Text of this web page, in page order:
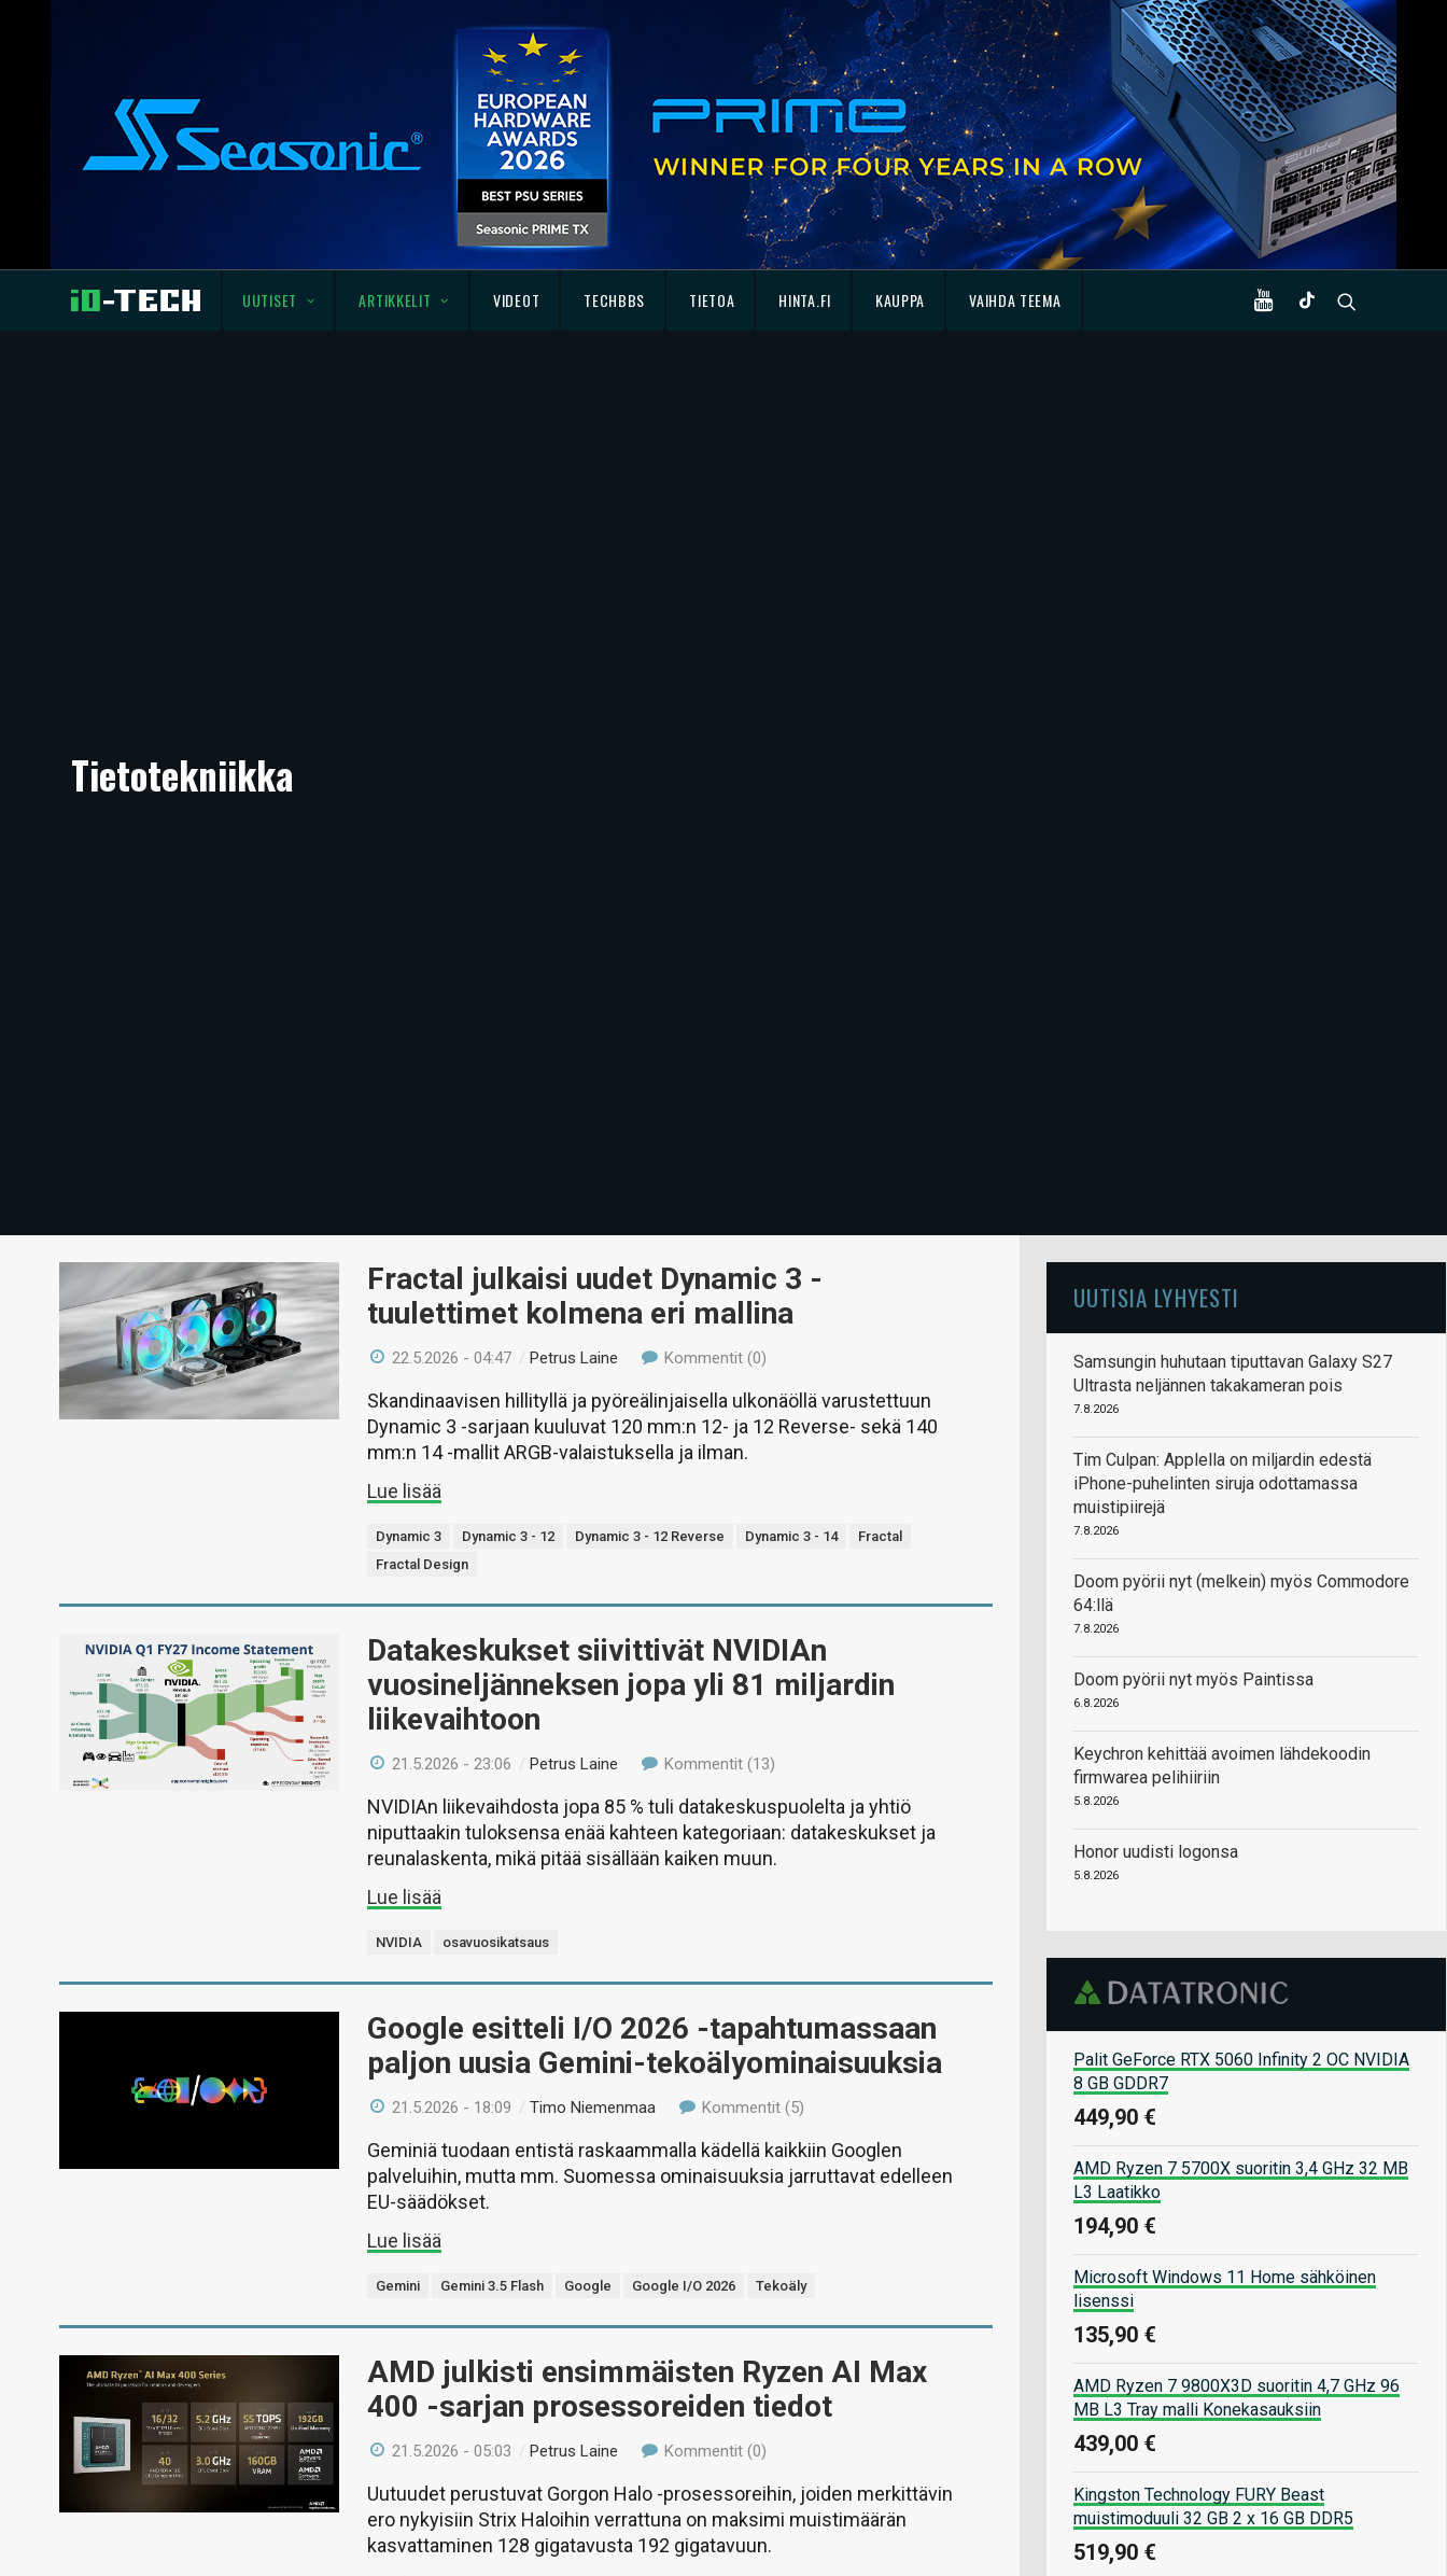
UUTISET ARTIKKELIT VIDEOT TECHBBS TIETOA HINTA.FI KAUPPA VAIHDA TEEMA
Tietotekniikka
Fractal julkaisi uudet Dynamic 3 -
tuulettimet kolmena eri mallina
22.5.2026 - 04:47 /Petrus Laine Kommentit (0)
Skandinaavisen hillityllä ja pyöreälinjaisella ulkonäöllä varustettuun
Dynamic 3 -sarjaan kuuluvat 120 mm:n 12- ja 12 Reverse- sekä 140
mm:n 14 -mallit ARGB-valaistuksella ja ilman.
Lue lisää
Dynamic 3 Dynamic 3 - 12 Dynamic 3 - 12 Reverse Dynamic 3 - 14
Fractal
Fractal Design
Datakeskukset siivittivät NVIDIAn
vuosineljänneksen jopa yli 81 miljardin
liikevaihtoon
21.5.2026 - 23:06 /Petrus Laine Kommentit (13)
NVIDIAn liikevaihdosta jopa 85 % tuli datakeskuspuolelta ja yhtiö
niputtaakin tuloksensa enää kahteen kategoriaan: datakeskukset ja
reunalaskenta, mikä pitää sisällään kaiken muun.
Lue lisää
NVIDIA osavuosikatsaus
Google esitteli I/O 2026 -tapahtumassaan
paljon uusia Gemini-tekoälyominaisuuksia
21.5.2026 - 18:09 /Timo Niemenmaa Kommentit (5)
Geminiä tuodaan entistä raskaammalla kädellä kaikkiin Googlen
palveluihin, mutta mm. Suomessa ominaisuuksia jarruttavat edelleen
EU-säädökset.
Lue lisää
Gemini Gemini 3.5 Flash Google Google I/O 2026 Tekoäly
AMD julkisti ensimmäisten Ryzen AI Max
400 -sarjan prosessoreiden tiedot
21.5.2026 - 05:03 /Petrus Laine Kommentit (0)
Uutuudet perustuvat Gorgon Halo -prosessoreihin, joiden merkittävin
ero nykyisiin Strix Haloihin verrattuna on maksimi muistimäärän
kasvattaminen 128 gigatavusta 192 gigatavuun.
UUTISIA LYHYESTI
Samsungin huhutaan tiputtavan Galaxy S27
Ultrasta neljännen takakameran pois
7.8.2026
Tim Culpan: Applella on miljardin edestä
iPhone-puhelinten siruja odottamassa
muistipiirejä
7.8.2026
Doom pyörii nyt (melkein) myös Commodore
64:llä
7.8.2026
Doom pyörii nyt myös Paintissa
6.8.2026
Keychron kehittää avoimen lähdekoodin
firmwarea pelihiiriin
5.8.2026
Honor uudisti logonsa
5.8.2026
Palit GeForce RTX 5060 Infinity 2 OC NVIDIA
8 GB GDDR7
449,90 €
AMD Ryzen 7 5700X suoritin 3,4 GHz 32 MB
L3 Laatikko
194,90 €
Microsoft Windows 11 Home sähköinen
lisenssi
135,90 €
AMD Ryzen 7 9800X3D suoritin 4,7 GHz 96
MB L3 Tray malli Konekasauksiin
439,00 €
Kingston Technology FURY Beast
muistimoduuli 32 GB 2 x 16 GB DDR5
519,90 €